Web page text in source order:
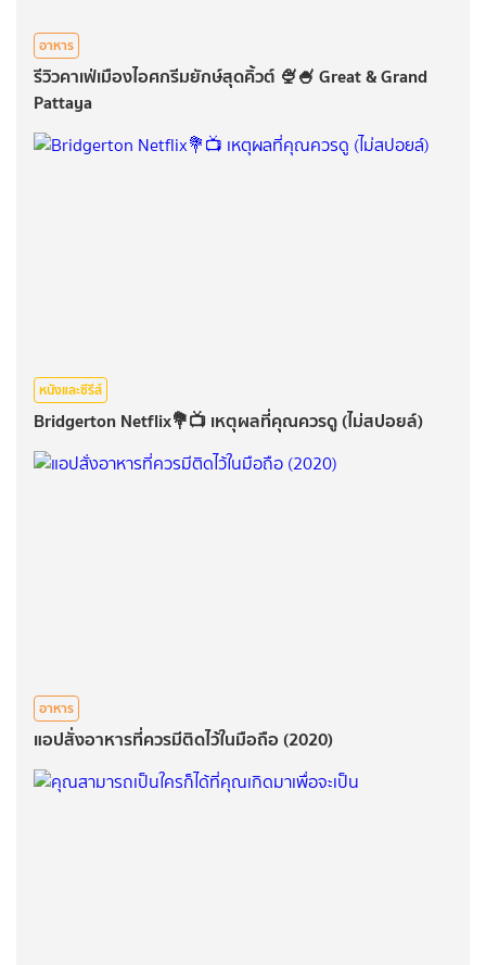
อาหาร
รีวิวคาเฟ่เมืองไอศกรีมยักษ์สุดคิ้วต์ 🍨🍧 Great & Grand
Pattaya
หนังและซีรีส์
Bridgerton Netflix💐📺 เหตุผลที่คุณควรดู (ไม่สปอยล์)
อาหาร
แอปสั่งอาหารที่ควรมีติดไว้ในมือถือ (2020)